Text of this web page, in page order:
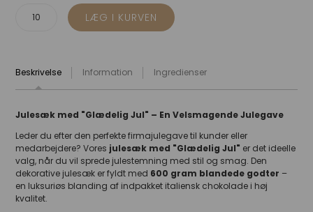
Beskrivelse Information Ingredienser
Julesæk med "Glædelig Jul" – En Velsmagende Julegave
Leder du efter den perfekte firmajulegave til kunder eller
medarbejdere? Vores julesæk med "Glædelig Jul" er det ideelle
valg, når du vil sprede julestemning med stil og smag. Den
dekorative julesæk er fyldt med 600 gram blandede godter –
en luksuriøs blanding af indpakket italiensk chokolade i høj
kvalitet.